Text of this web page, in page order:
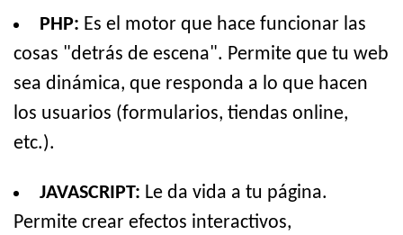
PHP: Es el motor que hace funcionar las
cosas "detrás de escena". Permite que tu web
sea dinámica, que responda a lo que hacen
los usuarios (formularios, tiendas online,
etc.).
JAVASCRIPT: Le da vida a tu página.
Permite crear efectos interactivos,